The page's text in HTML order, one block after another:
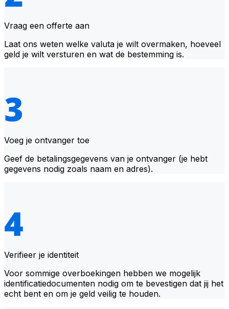
Vraag een offerte aan
Laat ons weten welke valuta je wilt overmaken, hoeveel
geld je wilt versturen en wat de bestemming is.
Voeg je ontvanger toe
Geef de betalingsgegevens van je ontvanger (je hebt
gegevens nodig zoals naam en adres).
Verifieer je identiteit
Voor sommige overboekingen hebben we mogelijk
identificatiedocumenten nodig om te bevestigen dat jij het
echt bent en om je geld veilig te houden.